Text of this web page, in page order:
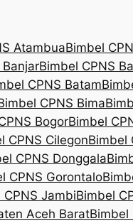
AtambuaBimbel
BanjarBimbel CPNS
CPNS Batam
CPNS Bima
BogorBimbel
CPNS CilegonBimbel
CPNS Donggala
CPNS Gorontalo
CPNS JambiBimbel
Aceh BaratBimbel